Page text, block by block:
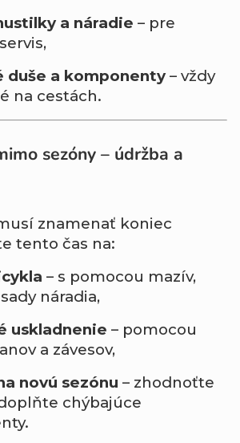
a náradie – pre
duše a komponenty– vždy
na cestách.
sezóny – údržba a
znamenať koniec
tento čas na:
– s pomocou mazív,
náradia,
uskladnenie – pomocou
a závesov,
novú sezónu – zhodnoťte
chýbajúce